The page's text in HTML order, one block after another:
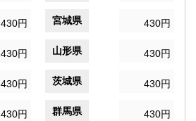
430円 宮城県 430円
430円 山形県 430円
430円 茨城県 430円
430円 群馬県 430円